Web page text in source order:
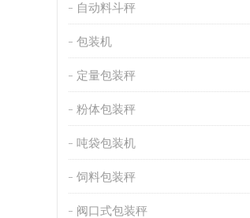
自动料斗秤
包装机
定量包装秤
粉体包装秤
吨袋包装机
饲料包装秤
阀口式包装秤